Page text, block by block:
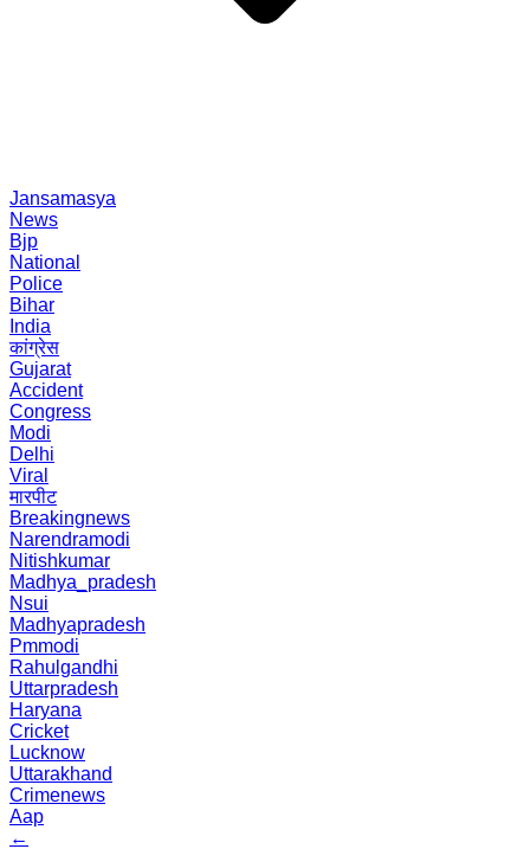
Jansamasya
News
Bjp
National
Police
Bihar
India
कांग्रेस
Gujarat
Accident
Congress
Modi
Delhi
Viral
मारपीट
Breakingnews
Narendramodi
Nitishkumar
Madhya_pradesh
Nsui
Madhyapradesh
Pmmodi
Rahulgandhi
Uttarpradesh
Haryana
Cricket
Lucknow
Uttarakhand
Crimenews
Aap
←